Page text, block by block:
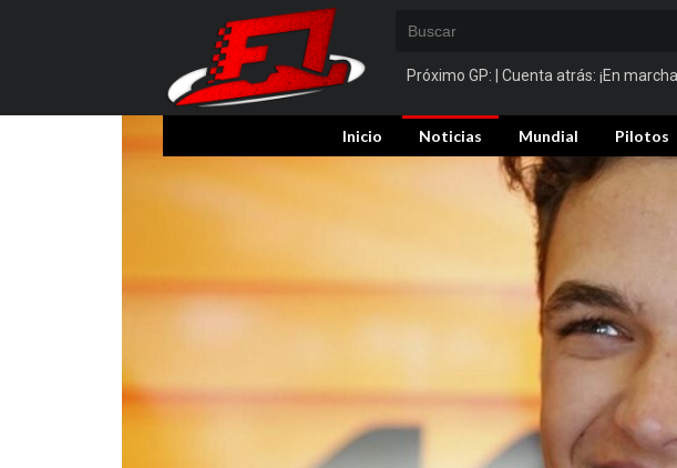
Próximo GP: | Cuenta atrás: ¡En
Inicio Noticias Mundial Pilotos